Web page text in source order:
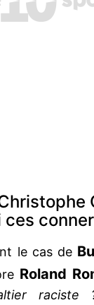
ces
le cas de
Roland
raciste